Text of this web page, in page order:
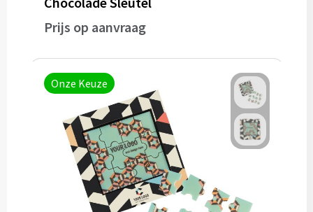
Papieren tassen
Reistassen
Zakelijk
Rugzakken
Schoudertassen
Prijs op aanvraag
Onze Keuze